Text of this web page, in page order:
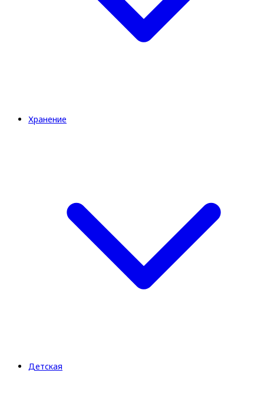
Хранение
Детская